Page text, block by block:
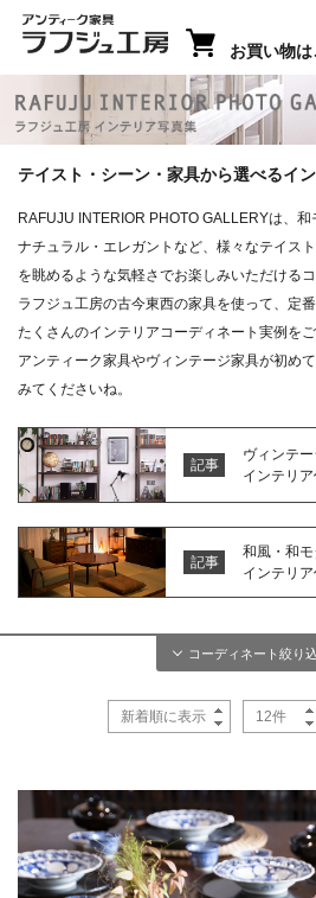
お買い物
ラフジュ工房 インテリア写真集
テイスト・シーン・家具から選べるイ
RAFUJU INTERIOR PHOTO GALLERYは、
ナチュラル・エレガントなど、様々なテイス
を眺めるような気軽さでお楽しみいただけるコ
ラフジュ工房の古今東西の家具を使って、定
たくさんのインテリアコーディネート実例をご
アンティーク家具やヴィンテージ家具が初め
みてくださいね。
記事
ヴィンテー
インテリ
記事
和風・和モ
インテリ
複数の条件で絞り込み検索を
レトロ
ジャンク ミ
エレガント シ
リビング ダ
書斎 寝
子供部屋 店
チェア ド
ベッド ソ
200 件 お部屋が見
コーディネート絞り